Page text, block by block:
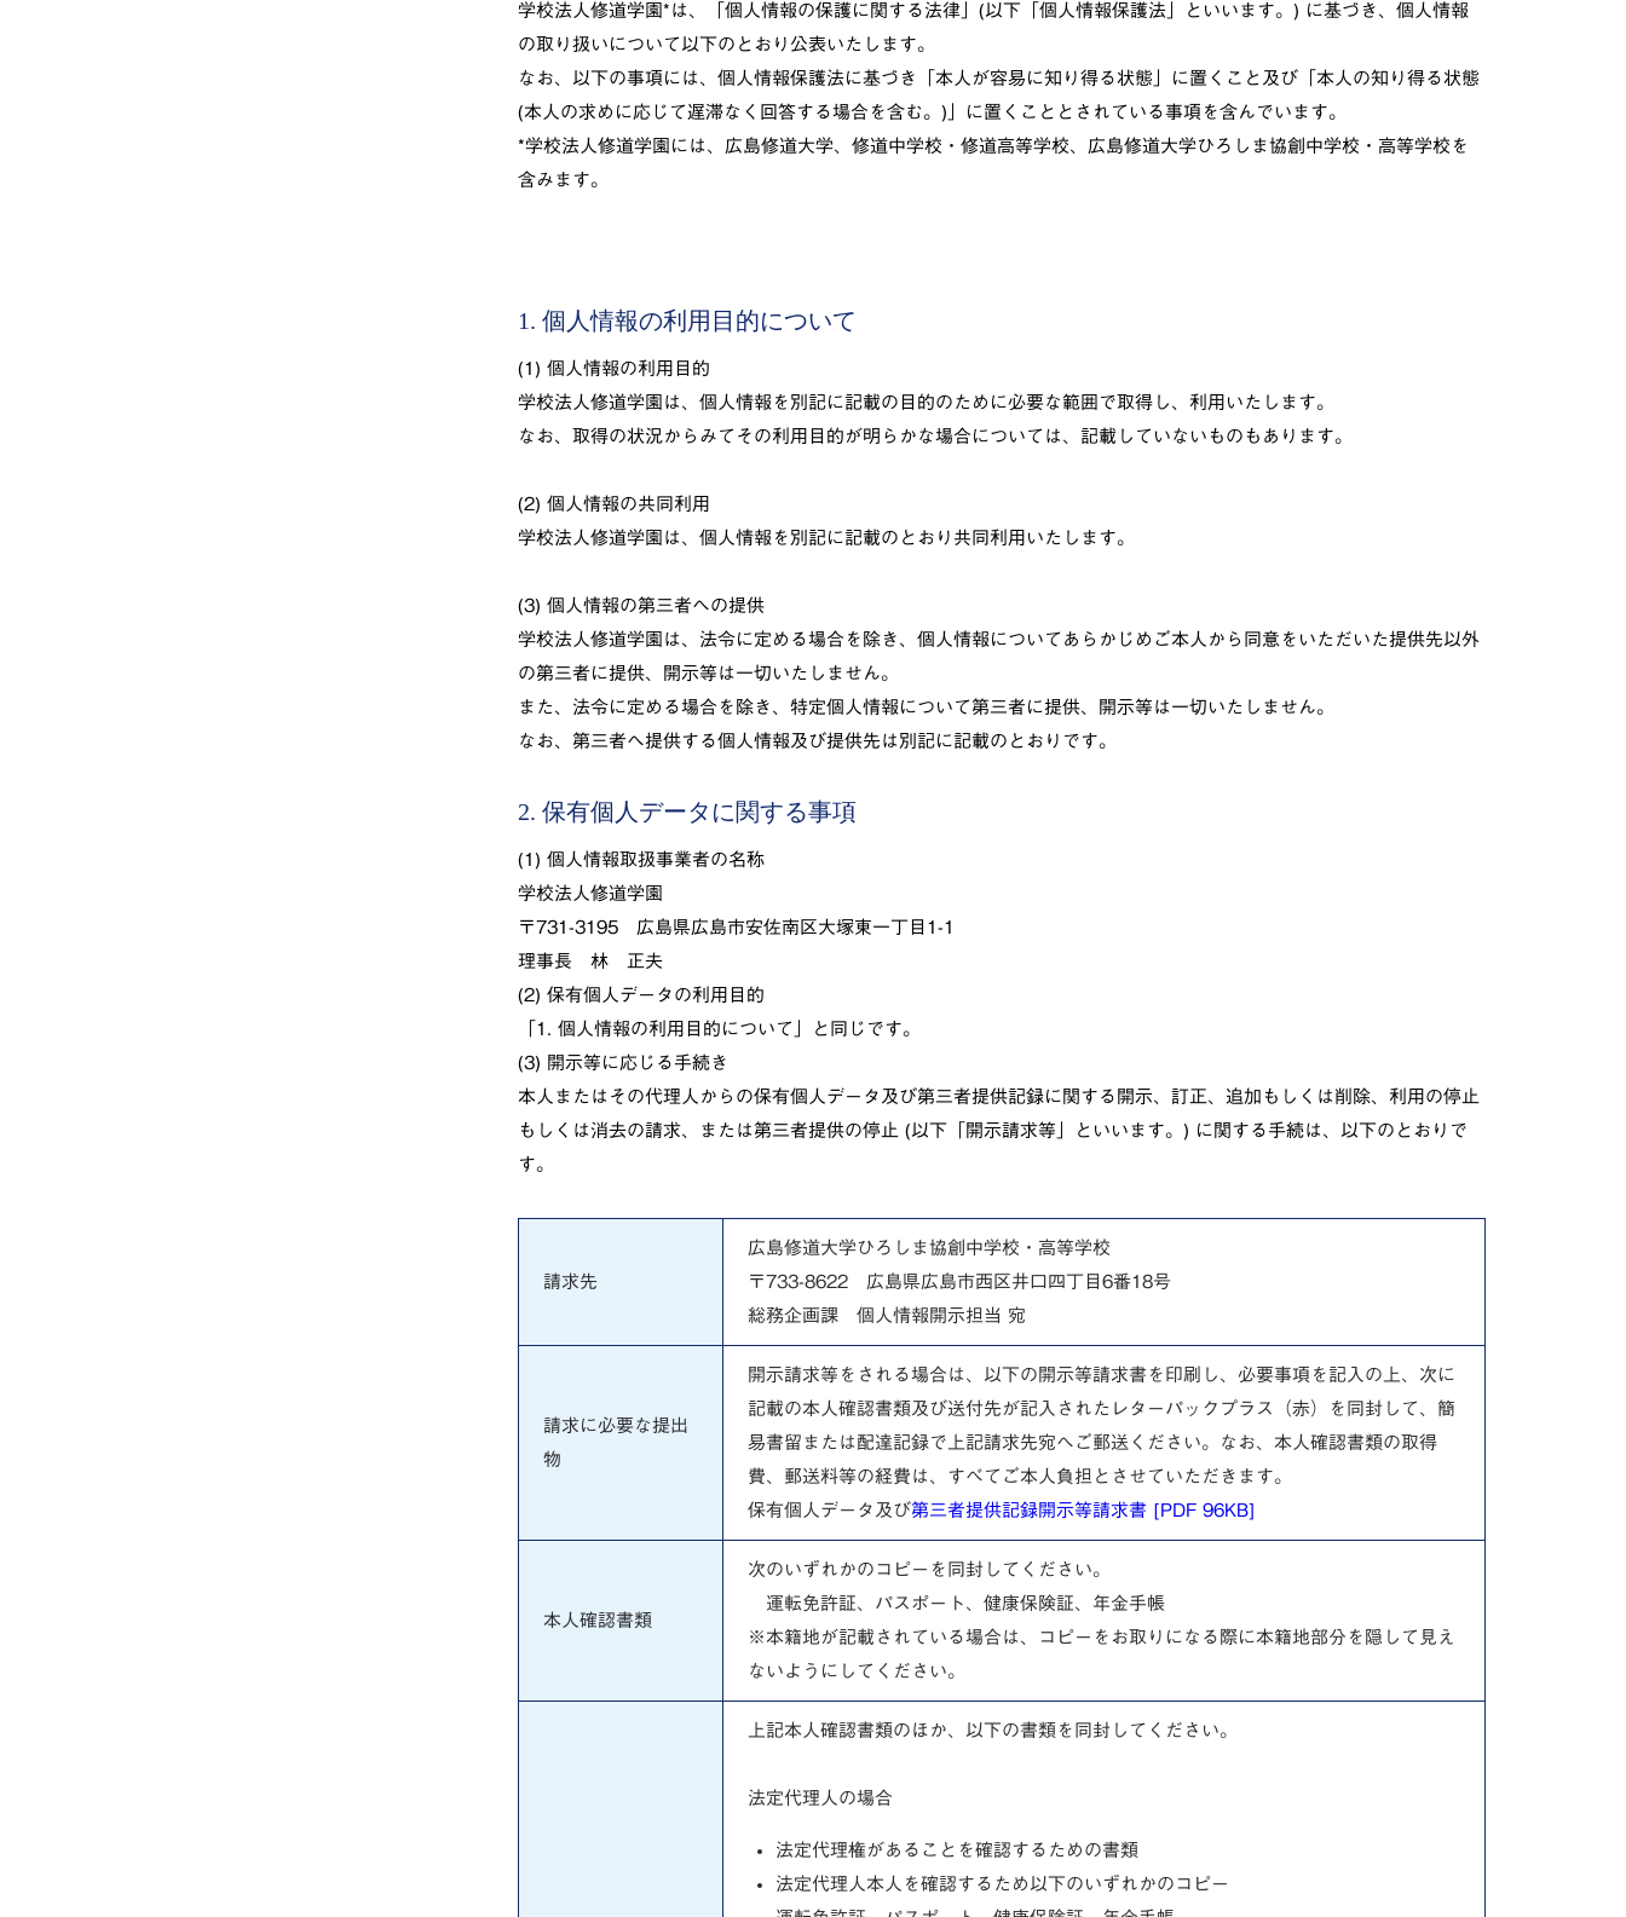
学校法人修道学園*は、「個人情報の保護に関する法律」(以下「個人情報保護法」といいます。) に基づき、個人情報
の取り扱いについて以下のとおり公表いたします。
なお、以下の事項には、個人情報保護法に基づき「本人が容易に知り得る状態」に置くこと及び「本人の知り得る状態
(本人の求めに応じて遅滞なく回答する場合を含む。)」に置くこととされている事項を含んでいます。
*学校法人修道学園には、広島修道大学、修道中学校・修道高等学校、広島修道大学ひろしま協創中学校・高等学校を
含みます。
1. 個人情報の利用目的について
(1) 個人情報の利用目的
学校法人修道学園は、個人情報を別記に記載の目的のために必要な範囲で取得し、利用いたします。
なお、取得の状況からみてその利用目的が明らかな場合については、記載していないものもあります。
(2) 個人情報の共同利用
学校法人修道学園は、個人情報を別記に記載のとおり共同利用いたします。
(3) 個人情報の第三者への提供
学校法人修道学園は、法令に定める場合を除き、個人情報についてあらかじめご本人から同意をいただいた提供先以外
の第三者に提供、開示等は一切いたしません。
また、法令に定める場合を除き、特定個人情報について第三者に提供、開示等は一切いたしません。
なお、第三者へ提供する個人情報及び提供先は別記に記載のとおりです。
2. 保有個人データに関する事項
(1) 個人情報取扱事業者の名称
学校法人修道学園
〒731-3195 広島県広島市安佐南区大塚東一丁目1-1
理事長 林 正夫
(2) 保有個人データの利用目的
「1. 個人情報の利用目的について」と同じです。
(3) 開示等に応じる手続き
本人またはその代理人からの保有個人データ及び第三者提供記録に関する開示、訂正、追加もしくは削除、利用の停止
もしくは消去の請求、または第三者提供の停止 (以下「開示請求等」といいます。) に関する手続は、以下のとおりで
す。
請求先
広島修道大学ひろしま協創中学校・高等学校
〒733-8622 広島県広島市西区井口四丁目6番18号
総務企画課 個人情報開示担当 宛
請求に必要な提出
物
開示請求等をされる場合は、以下の開示等請求書を印刷し、必要事項を記入の上、次に
記載の本人確認書類及び送付先が記入されたレターパックプラス（赤）を同封して、簡
易書留または配達記録で上記請求先宛へご郵送ください。なお、本人確認書類の取得
費、郵送料等の経費は、すべてご本人負担とさせていただきます。
保有個人データ及び第三者提供記録開示等請求書 [PDF 96KB]
本人確認書類
次のいずれかのコピーを同封してください。
運転免許証、パスポート、健康保険証、年金手帳
※本籍地が記載されている場合は、コピーをお取りになる際に本籍地部分を隠して見え
ないようにしてください。
上記本人確認書類のほか、以下の書類を同封してください。
法定代理人の場合
法定代理権があることを確認するための書類
法定代理人本人を確認するため以下のいずれかのコピー